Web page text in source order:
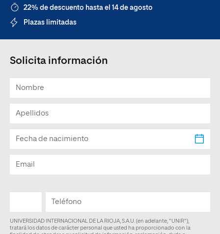
22% de descuento hasta el 14 de agosto
Plazas limitadas
Solicita información